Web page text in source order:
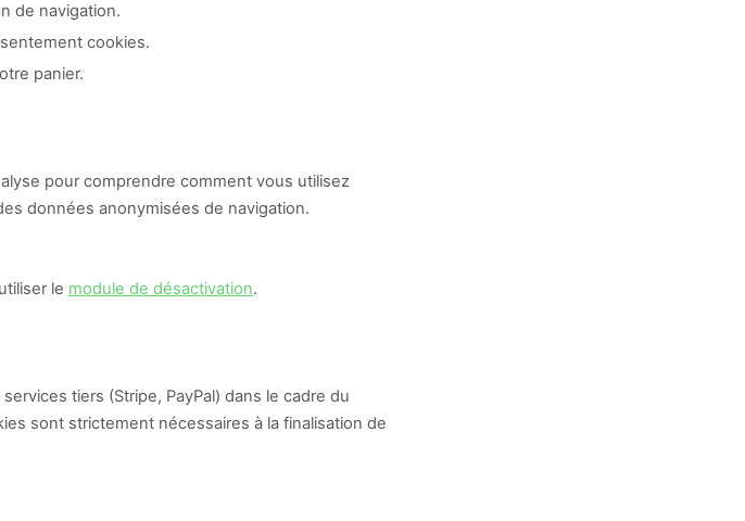
de navigation.
cookies.
panier.
pour comprendre comment vous utilisez
données anonymisées de navigation.
le module de désactivation.
tiers (Stripe, PayPal) dans le cadre du
sont strictement nécessaires à la finalisation de